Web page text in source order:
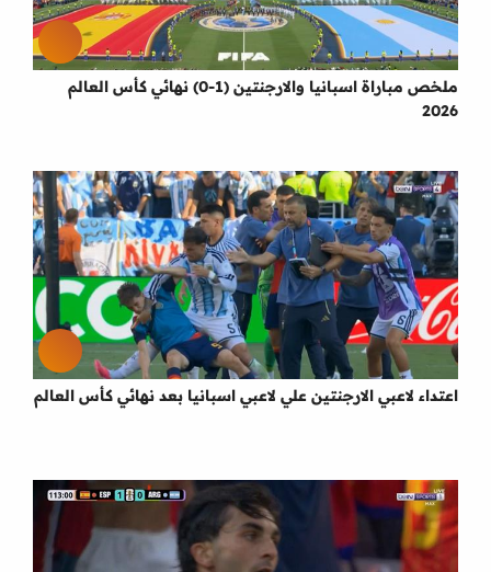
ملخص مباراة اسبانيا والارجنتين (1-0) نهائي كأس العالم
2026
اعتداء لاعبي الارجنتين علي لاعبي اسبانيا بعد نهائي كأس العالم